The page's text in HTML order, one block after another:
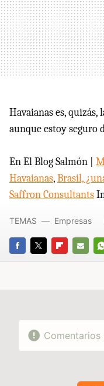
Havaianas es,
aunque estoy seguro
En El Blog Salmón |
Havaianas,Brasil,
Saffron Consultants
FACEBOOK
TWITTERFLIPBOARD
E-
TEMAS Empresas
Comentarios